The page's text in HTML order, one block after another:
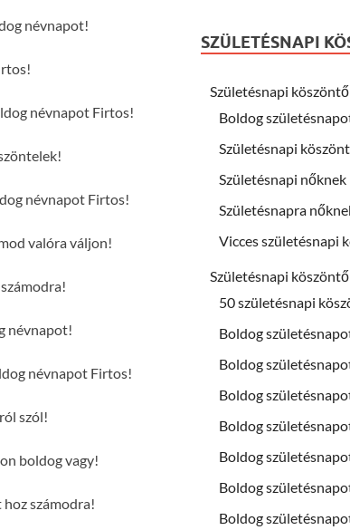
névnapot!
névnapot Firtos!
névnapot Firtos!
valóra váljon!
névnapot!
névnapot Firtos!
szól!
boldog vagy!
számodra!
SZÜLETÉSNAPI
Születésnapi
Boldog
Születésnapi
Születésnapi nőknek
Születésnapra
Vicces születésnapi
Születésnapi
50 születésnapi
Boldog
Boldog
Boldog
Boldog
Boldog
Boldog
Boldog